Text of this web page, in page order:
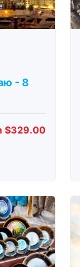
- 8
$329.00